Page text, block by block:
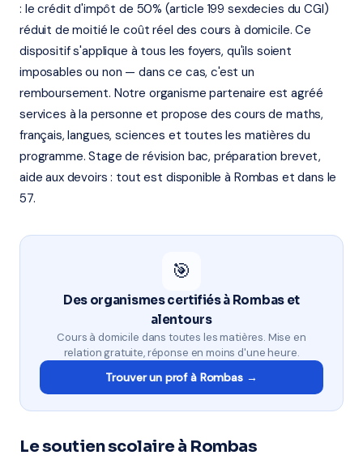
: le crédit d'impôt de 50% (article 199 sexdecies du CGI)
réduit de moitié le coût réel des cours à domicile. Ce
dispositif s'applique à tous les foyers, qu'ils soient
imposables ou non — dans ce cas, c'est un
remboursement. Notre organisme partenaire est agréé
services à la personne et propose des cours de maths,
français, langues, sciences et toutes les matières du
programme. Stage de révision bac, préparation brevet,
aide aux devoirs : tout est disponible à Rombas et dans le
57.
🎯
Des organismes certifiés à Rombas et
alentours
Cours à domicile dans toutes les matières. Mise en
relation gratuite, réponse en moins d'une heure.
Trouver un prof à Rombas →
Le soutien scolaire à Rombas